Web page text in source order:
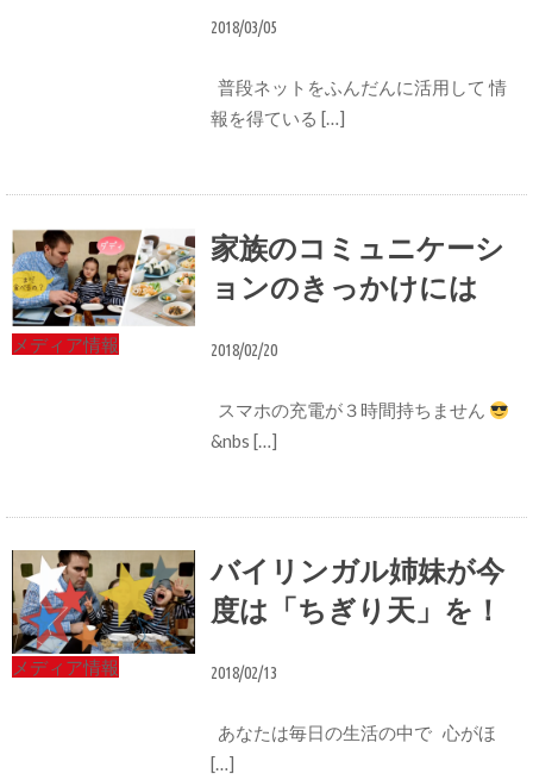
2018/03/05
普段ネットをふんだんに活用して 情
報を得ている […]
メディア情報
家族のコミュニケーシ
ョンのきっかけには
2018/02/20
スマホの充電が３時間持ちません
&nbs […]
メディア情報
バイリンガル姉妹が今
度は「ちぎり天」を！
2018/02/13
あなたは毎日の生活の中で 心がほ
[…]